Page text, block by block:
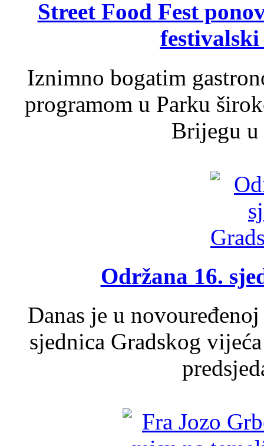
Street Food Fest
Iznimno bogatim
programom u Parku
Brijegu u
Održana 16.
Danas je u
sjednica Gradskog